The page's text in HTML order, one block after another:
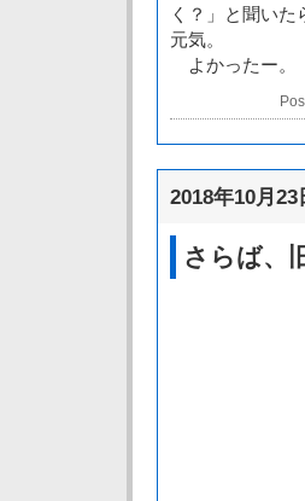
く？」と聞い
元気。
よかったー。
2018年10月23
さらば、